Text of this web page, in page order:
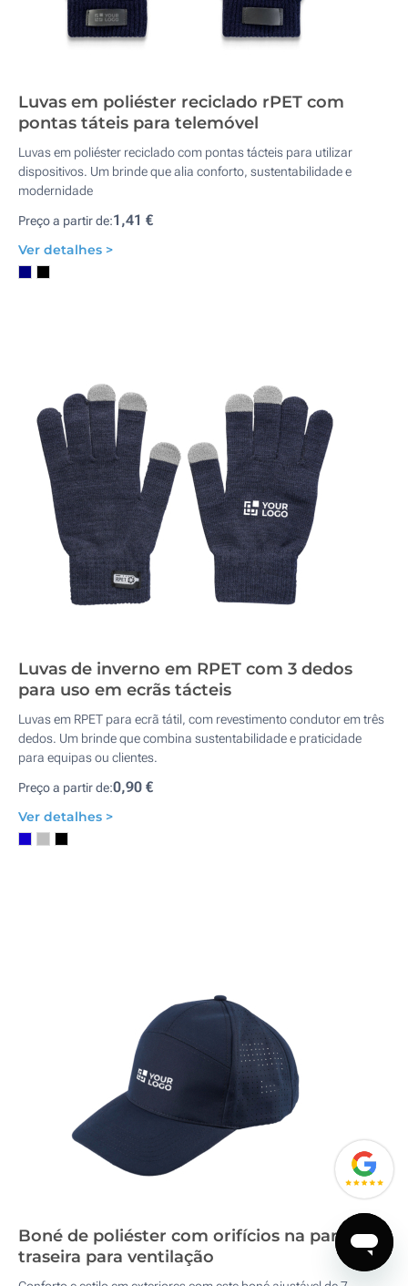
Luvas em poliéster reciclado rPET com
pontas táteis para telemóvel
Luvas em poliéster reciclado com pontas tácteis para utilizar
dispositivos. Um brinde que alia conforto, sustentabilidade e
modernidade
Preço a partir de:1,41 €
Ver detalhes >
Luvas de inverno em RPET com 3 dedos
para uso em ecrãs tácteis
Luvas em RPET para ecrã tátil, com revestimento condutor em três
dedos. Um brinde que combina sustentabilidade e praticidade
para equipas ou clientes.
Preço a partir de:0,90 €
Ver detalhes >
Boné de poliéster com orifícios na parte
traseira para ventilação